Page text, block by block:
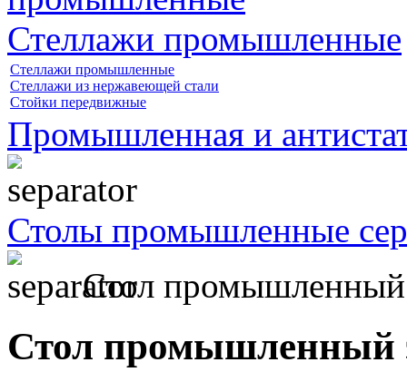
Стеллажи промышленные
Стеллажи промышленные
Стеллажи из нержавеющей стали
Стойки передвижные
Промышленная и
Столы промышленные
Стол
Стол